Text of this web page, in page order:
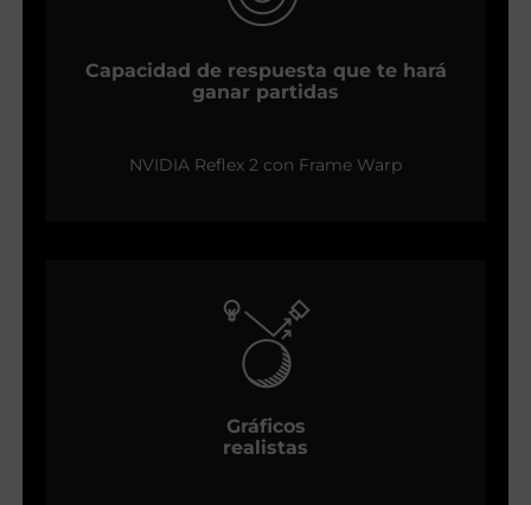
Capacidad de respuesta que te hará
ganar partidas
NVIDIA Reflex 2 con Frame Warp
Gráficos
realistas